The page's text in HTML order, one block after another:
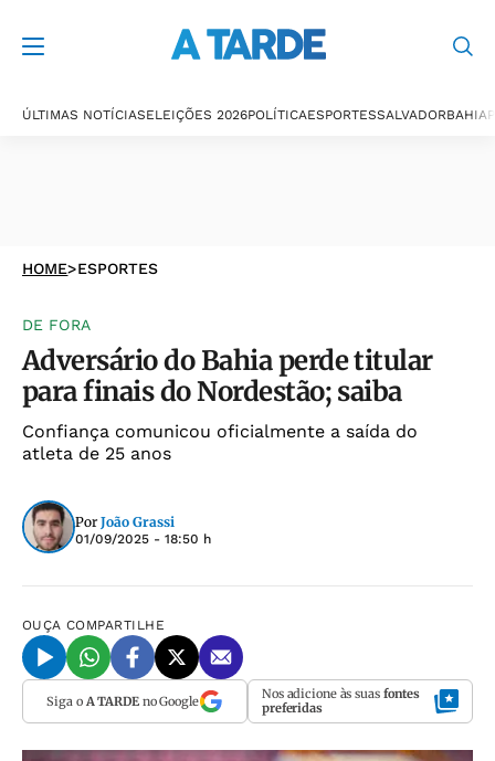
ÚLTIMAS NOTÍCIASELEIÇÕES 2026POLÍTICAESPORTESSALVADORBAHIA
HOME>ESPORTES
DE FORA
Adversário do Bahia perde titular
para finais do Nordestão; saiba
Confiança comunicou oficialmente a saída do
atleta de 25 anos
Por João Grassi
01/09/2025 - 18:50 h
OUÇA COMPARTILHE
Siga o A TARDEno Google Nos adicione às suas fontes
preferidas